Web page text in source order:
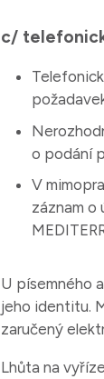
c/
o podání
V
záznam o
U písemného
jeho identitu.
zaručený
Lhůta na